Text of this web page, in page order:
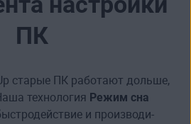
ПК
старые ПК работают дольше,
технология Режим сна
и производи­